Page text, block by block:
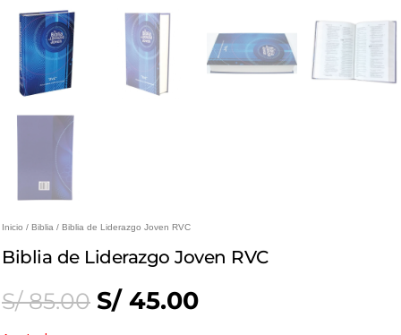
Inicio / Biblia / Biblia de Liderazgo Joven RVC
Biblia de Liderazgo Joven RVC
S/85.00 Original
S/ 45.00Current